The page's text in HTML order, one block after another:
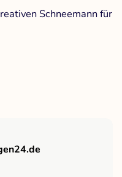
Schneemann für